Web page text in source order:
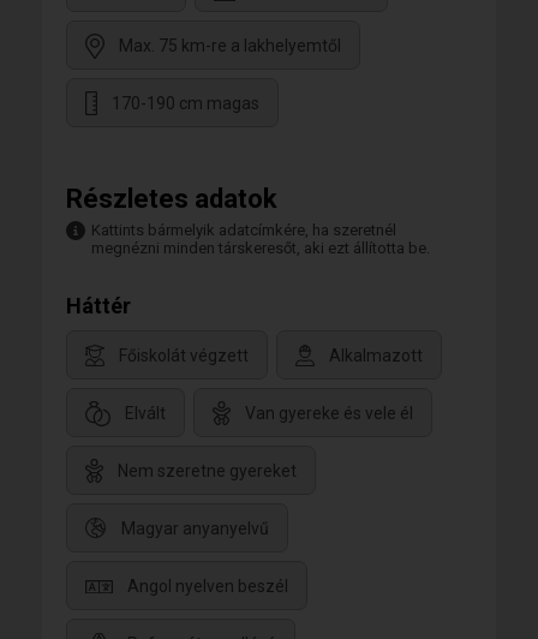
Max. 75 km-re a lakhelyemtől
170-190 cm magas
Részletes adatok
Kattints bármelyik adatcímkére, ha szeretnél
megnézni minden társkeresőt, aki ezt állította be.
Háttér
Főiskolát végzett Alkalmazott
Elvált Van gyereke és vele él
Nem szeretne gyereket
Magyar anyanyelvű
Angol nyelven beszél